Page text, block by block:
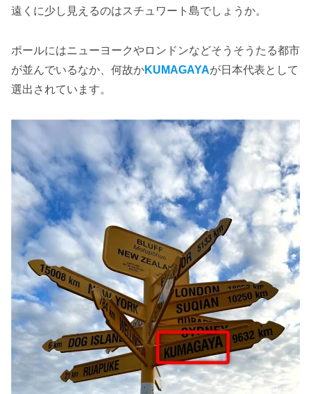
遠くに少し見えるのはスチュワート島でしょうか。
ポールにはニューヨークやロンドンなどそうそうたる都市
が並んでいるなか、何故かKUMAGAYAが日本代表として
選出されています。